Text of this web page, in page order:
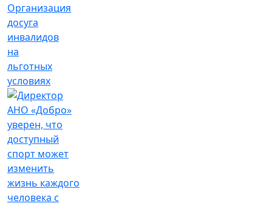
Организация
досуга
инвалидов
на
льготных
условиях